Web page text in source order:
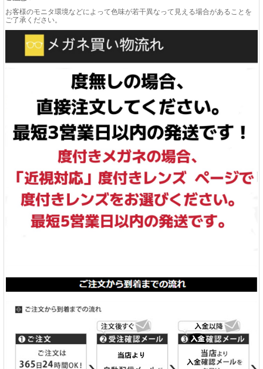
お客様のモニタ環境などによって色味が若干異なって見える場合があることを
ご了承ください。